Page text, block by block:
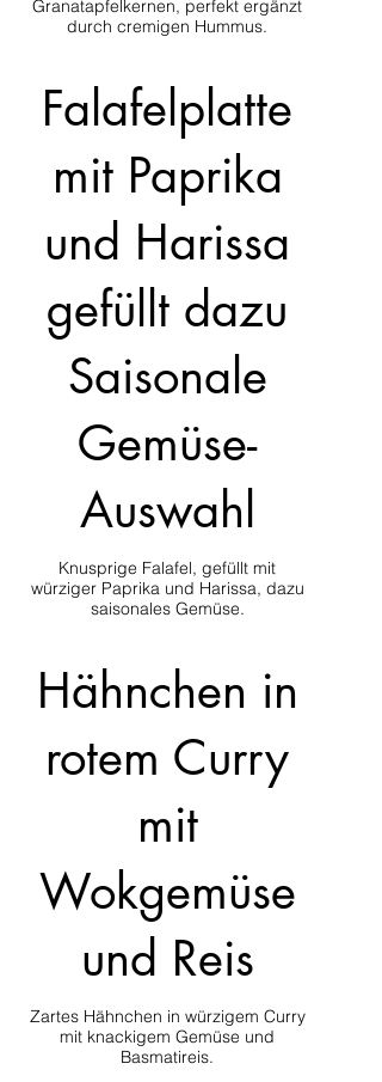
Granatapfelkernen, perfekt ergänzt
durch cremigen Hummus.
Falafelplatte
mit Paprika
und Harissa
gefüllt dazu
Saisonale
Gemüse-
Auswahl
Knusprige Falafel, gefüllt mit
würziger Paprika und Harissa, dazu
saisonales Gemüse.
Hähnchen in
rotem Curry
mit
Wokgemüse
und Reis
Zartes Hähnchen in würzigem Curry
mit knackigem Gemüse und
Basmatireis.